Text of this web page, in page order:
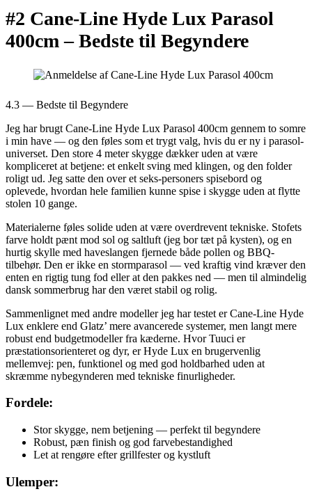
#2 Cane-Line Hyde Lux Parasol
400cm –Bedste til Begyndere
4.3 — Bedste til Begyndere
Jeg har brugt Cane-Line Hyde Lux Parasol 400cm gennem to somre
i min have — og den føles som et trygt valg, hvis du er ny i parasol-
universet. Den store 4 meter skygge dækker uden at være
kompliceret at betjene: et enkelt sving med klingen, og den folder
roligt ud. Jeg satte den over et seks-personers spisebord og
oplevede, hvordan hele familien kunne spise i skygge uden at flytte
stolen 10 gange.
Materialerne føles solide uden at være overdrevent tekniske. Stofets
farve holdt pænt mod sol og saltluft (jeg bor tæt på kysten), og en
hurtig skylle med haveslangen fjernede både pollen og BBQ-
tilbehør. Den er ikke en stormparasol — ved kraftig vind kræver den
enten en rigtig tung fod eller at den pakkes ned — men til almindelig
dansk sommerbrug har den været stabil og rolig.
Sammenlignet med andre modeller jeg har testet er Cane-Line Hyde
Lux enklere end Glatz’ mere avancerede systemer, men langt mere
robust end budgetmodeller fra kæderne. Hvor Tuuci er
præstationsorienteret og dyr, er Hyde Lux en brugervenlig
mellemvej: pen, funktionel og med god holdbarhed uden at
skræmme nybegynderen med tekniske finurligheder.
Fordele:
Stor skygge, nem betjening — perfekt til begyndere
Robust, pæn finish og god farvebestandighed
Let at rengøre efter grillfester og kystluft
Ulemper: